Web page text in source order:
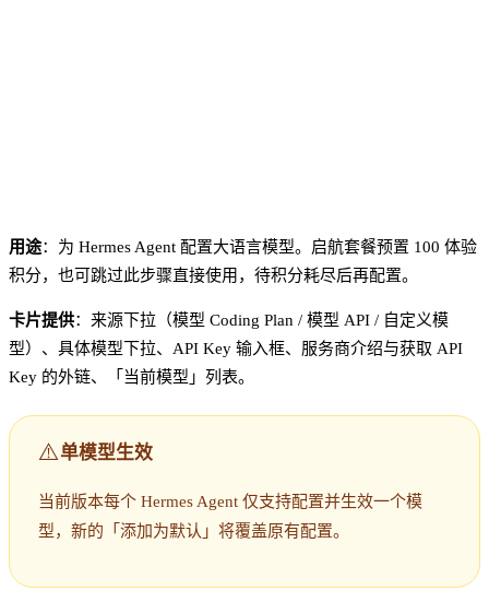
用途：为 Hermes Agent 配置大语言模型。启航套餐预置 100 体验
积分，也可跳过此步骤直接使用，待积分耗尽后再配置。
卡片提供：来源下拉（模型 Coding Plan / 模型 API / 自定义模
型）、具体模型下拉、API Key 输入框、服务商介绍与获取 API
Key 的外链、「当前模型」列表。
⚠️单模型生效
当前版本每个 Hermes Agent 仅支持配置并生效一个模
型，新的「添加为默认」将覆盖原有配置。